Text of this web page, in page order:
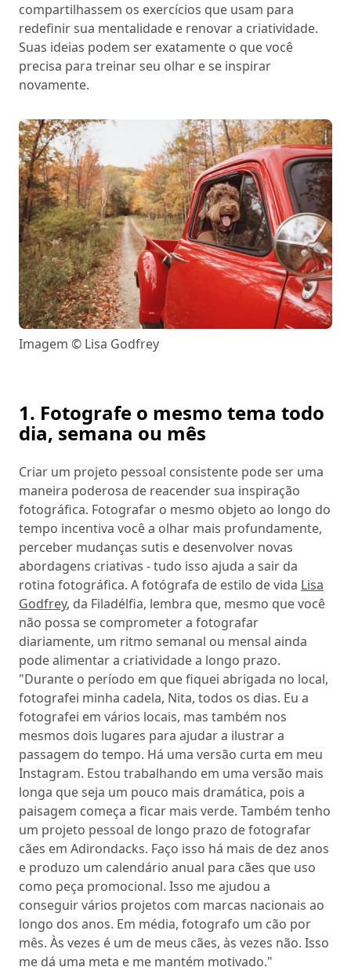
compartilhassem os exercícios que usam para
redefinir sua mentalidade e renovar a criatividade.
Suas ideias podem ser exatamente o que você
precisa para treinar seu olhar e se inspirar
novamente.
Imagem © Lisa Godfrey
1. Fotografe o mesmo tema todo
dia, semana ou mês
Criar um projeto pessoal consistente pode ser uma
maneira poderosa de reacender sua inspiração
fotográfica. Fotografar o mesmo objeto ao longo do
tempo incentiva você a olhar mais profundamente,
perceber mudanças sutis e desenvolver novas
abordagens criativas - tudo isso ajuda a sair da
rotina fotográfica. A fotógrafa de estilo de vida Lisa
Godfrey, da Filadélfia, lembra que, mesmo que você
não possa se comprometer a fotografar
diariamente, um ritmo semanal ou mensal ainda
pode alimentar a criatividade a longo prazo.
"Durante o período em que fiquei abrigada no local,
fotografei minha cadela, Nita, todos os dias. Eu a
fotografei em vários locais, mas também nos
mesmos dois lugares para ajudar a ilustrar a
passagem do tempo. Há uma versão curta em meu
Instagram. Estou trabalhando em uma versão mais
longa que seja um pouco mais dramática, pois a
paisagem começa a ficar mais verde. Também tenho
um projeto pessoal de longo prazo de fotografar
cães em Adirondacks. Faço isso há mais de dez anos
e produzo um calendário anual para cães que uso
como peça promocional. Isso me ajudou a
conseguir vários projetos com marcas nacionais ao
longo dos anos. Em média, fotografo um cão por
mês. Às vezes é um de meus cães, às vezes não. Isso
me dá uma meta e me mantém motivado."